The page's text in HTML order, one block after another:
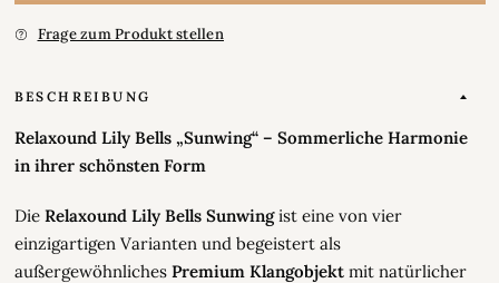
Frage zum Produkt stellen
BESCHREIBUNG
Relaxound Lily Bells „Sunwing“ – Sommerliche Harmonie
in ihrer schönsten Form
Die Relaxound Lily Bells Sunwingist eine von vier
einzigartigen Varianten und begeistert als
außergewöhnliches Premium Klangobjektmit natürlicher